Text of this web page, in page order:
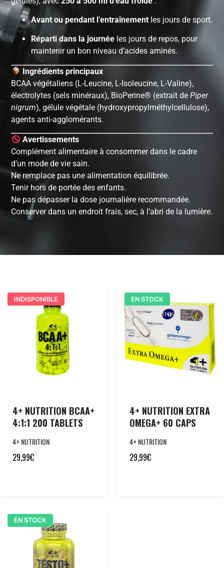
Avant ou pendant l’entraînement les jours de sport.
Réparti dans la journée les jours de repos, pour
maintenir un bon niveau d’acides aminés.
Ingrédients principaux
BCAA végétaliens (L-Leucine, L-Isoleucine, L-Valine),
électrolytes (sels minéraux), BioPerine® (extrait dePiper
nigrum), gélule végétale (hydroxypropylméthylcellulose),
agents anti-agglomérants.
Avertissements
Complément alimentaire à consommer dans le cadre
d’un mode de vie sain.
Ne remplace pas une alimentation équilibrée.
Tenir hors de portée des enfants.
Ne pas dépasser la dose journalière recommandée.
Conserver dans un endroit frais, sec, à l’abri de la lumière.
INDISPONIBLE
4+ NUTRITION BCAA+
4:1:1 200 TABLETS
4+ NUTRITION
29,99€
EN STOCK
4+ NUTRITION EXTRA
OMEGA+ 60 CAPS
4+ NUTRITION
29,99€
EN STOCK